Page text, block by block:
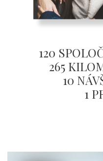
120
265
10
1